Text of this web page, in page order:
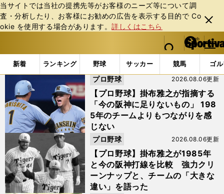
当サイトでは当社の提携先等がお客様のニーズ等について調
査・分析したり、お客様にお勧めの広告を表⽰する⽬的で Co
okie を使⽤する場合があります。詳しくはこちら
閉じ
る
web Sportiva (webスポルティーバ)
検索
マイペ
ー
ジ
メニュ
新着 ランキング 野球 サッカー 競馬 ゴ
b
ス
ル
テ
ィ
ー
バ
「#ランディ・バース」の最新ニュース・ 情報
【プロ野球】掛布雅之が指摘する
「今の阪神に足りないもの」 198
5年のチームよりもつながりを感
じない
2026.08.06更新
プロ野球
【プロ野球】掛布雅之が1985年
と今の阪神打線を比較 強力クリ
ーンナップと、チームの「大きな
違い」を語った
2026.08.06更新
プロ野球